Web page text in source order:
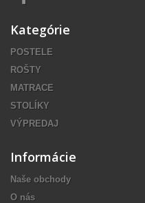
Kategórie
POSTELE
ROŠTY
MATRACE
STOLÍKY
VÝPREDAJ
Informácie
Naše obchody
O nás